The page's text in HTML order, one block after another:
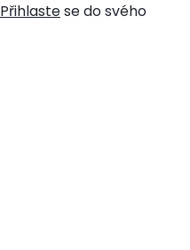
Přihlastese do svého